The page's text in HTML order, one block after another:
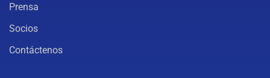
Prensa
Socios
Contáctenos